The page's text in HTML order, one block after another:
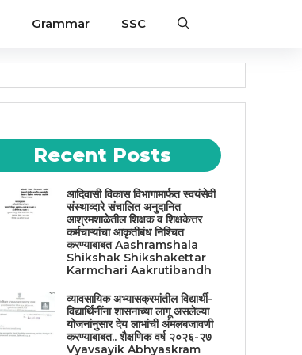
Grammar SSC
Recent Posts
आदिवासी विकास विभागामार्फत स्वयंसेवी
संस्थाव्दारे संचालित अनुदानित
आश्रमशाळेतील शिक्षक व शिक्षकेत्तर
कर्मचाऱ्यांचा आकृतीबंध निश्चित
करण्याबाबत Aashramshala
Shikshak Shikshakettar
Karmchari Aakrutibandh
व्यावसायिक अभ्यासक्रमांतील विद्यार्थी-
विद्यार्थिनींना शासनाच्या लागू असलेल्या
योजनांनुसार देय लाभांची अंमलबजावणी
करण्याबाबत.. शैक्षणिक वर्ष २०२६-२७
Vyavsayik Abhyaskram